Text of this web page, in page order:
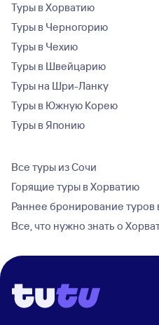
Туры в Хорватию
Туры в Черногорию
Туры в Чехию
Туры в Швейцарию
Туры на Шри-Ланку
Туры в Южную Корею
Туры в Японию
Все туры из Сочи
Горящие туры в Хорватию
Раннее бронирование туров
Все, что нужно знать о